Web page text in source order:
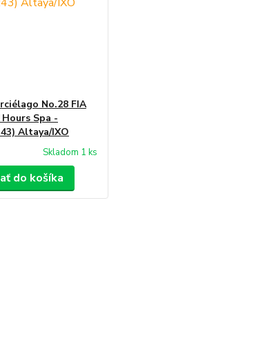
No.28 FIA
Spa -
Altaya/IXO
Skladom 1 ks
do košíka